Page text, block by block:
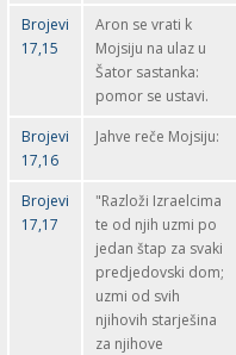
Brojevi
17,15
Aron se vrati k
Mojsiju na ulaz u
Šator sastanka:
pomor se ustavi.
Brojevi
17,16
Jahve reče Mojsiju:
Brojevi
17,17
"Razloži Izraelcima
te od njih uzmi po
jedan štap za svaki
predjedovski dom;
uzmi od svih
njihovih starješina
za njihove